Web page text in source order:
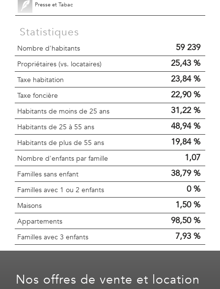
Presse et Tabac
Statistiques
Nombre d'habitants 59 239
Propriétaires (vs. locataires) 25,43 %
Taxe habitation 23,84 %
Taxe foncière 22,90 %
Habitants de moins de 25 ans 31,22 %
Habitants de 25 à 55 ans 48,94 %
Habitants de plus de 55 ans 19,84 %
Nombre d'enfants par famille 1,07
Familles sans enfant 38,79 %
Familles avec 1 ou 2 enfants 0 %
Maisons 1,50 %
Appartements 98,50 %
Familles avec 3 enfants 7,93 %
nos offres de vente et location